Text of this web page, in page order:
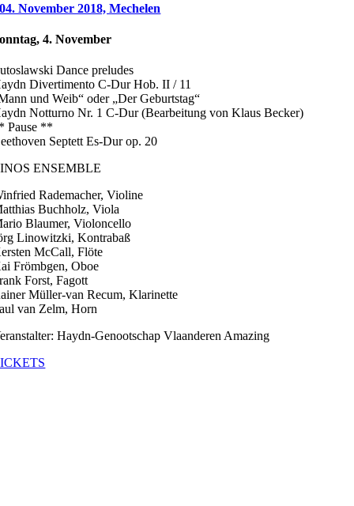
04. November 2018, Mechelen
4. November
Dance preludes
Divertimento C-Dur Hob. II / 11
und Weib“ oder „Der Geburtstag“
Notturno Nr. 1 C-Dur (Bearbeitung von Klaus Becker)
Pause **
Septett Es-Dur op. 20
ENSEMBLE
Rademacher, Violine
Buchholz, Viola
Blaumer, Violoncello
Linowitzki, Kontrabaß
McCall, Flöte
Frömbgen, Oboe
Forst, Fagott
Müller-van Recum, Klarinette
van Zelm, Horn
Haydn-Genootschap Vlaanderen Amazing